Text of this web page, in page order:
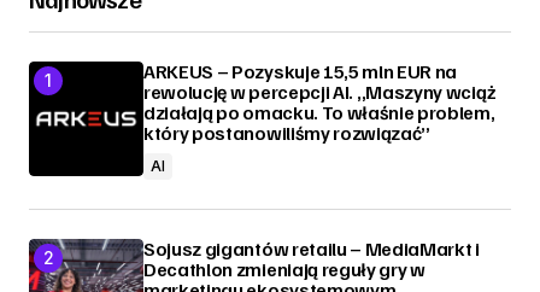
ARKEUS – Pozyskuje 15,5 mln EUR na
rewolucję w percepcji AI. „Maszyny wciąż
działają po omacku. To właśnie problem,
który postanowiliśmy rozwiązać”
AI
Sojusz gigantów retailu – MediaMarkt i
Decathlon zmieniają reguły gry w